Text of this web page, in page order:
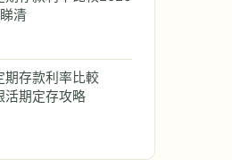
清
期存款利率比較
期定存攻略